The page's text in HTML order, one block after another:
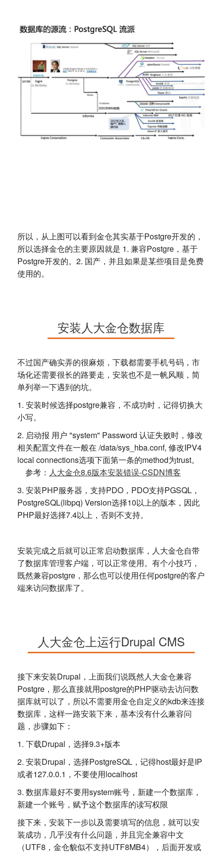
所以，从上图可以看到金仓其实基于Postgre开发的，
所以选择金仓的主要原因就是 1. 兼容Postgre，基于
Postgre开发的。2. 国产，并且如果是某些项目是免费
使用的。
安装人大金仓数据库
不过国产确实弄的很麻烦，下载都需要手机号码，市
场化还需要很长的路要走，安装也不是一帆风顺，简
单列举一下遇到的坑。
1. 安装时候选择postgre兼容，不成功时，记得切换大
小写。
2. 启动报 用户 "system" Password 认证失败时，修改
相关配置文件在一般在 /data/sys_hba.conf, 修改IPV4
local connections选项下面第一条的method为trust。
参考： 人大金仓8.6版本安装错误-CSDN博客
3. 安装PHP服务器，支持PDO，PDO支持PGSQL，
PostgreSQL(libpq) Version选择10以上的版本，因此
PHP最好选择7.4以上，否则不支持。
安装完成之后就可以正常启动数据库，人大金仓自带
了数据库管理客户端，可以正常使用。有个小技巧，
既然兼容postgre，那么也可以使用任何postgre的客户
端来访问数据库了。
人大金仓上运行Drupal CMS
接下来安装Drupal，上面我们说既然人大金仓兼容
Postgre，那么直接就用postgre的PHP驱动去访问数
据库就可以了，所以不需要用金仓自定义的kdb来连接
数据库，这样一路安装下来，基本没有什么兼容问
题，步骤如下：
1. 下载Drupal，选择9.3+版本
2. 安装Drupal，选择PostgreSQL，记得host最好是IP
或者127.0.0.1，不要使用localhost
3. 数据库最好不要用system账号，新建一个数据库，
新建一个账号，赋予这个数据库的读写权限
接下来，安装下一步以及需要填写的信息，就可以安
装成功，几乎没有什么问题，并且完全兼容中文
（UTF8，金仓貌似不支持UTF8MB4），后面开发或